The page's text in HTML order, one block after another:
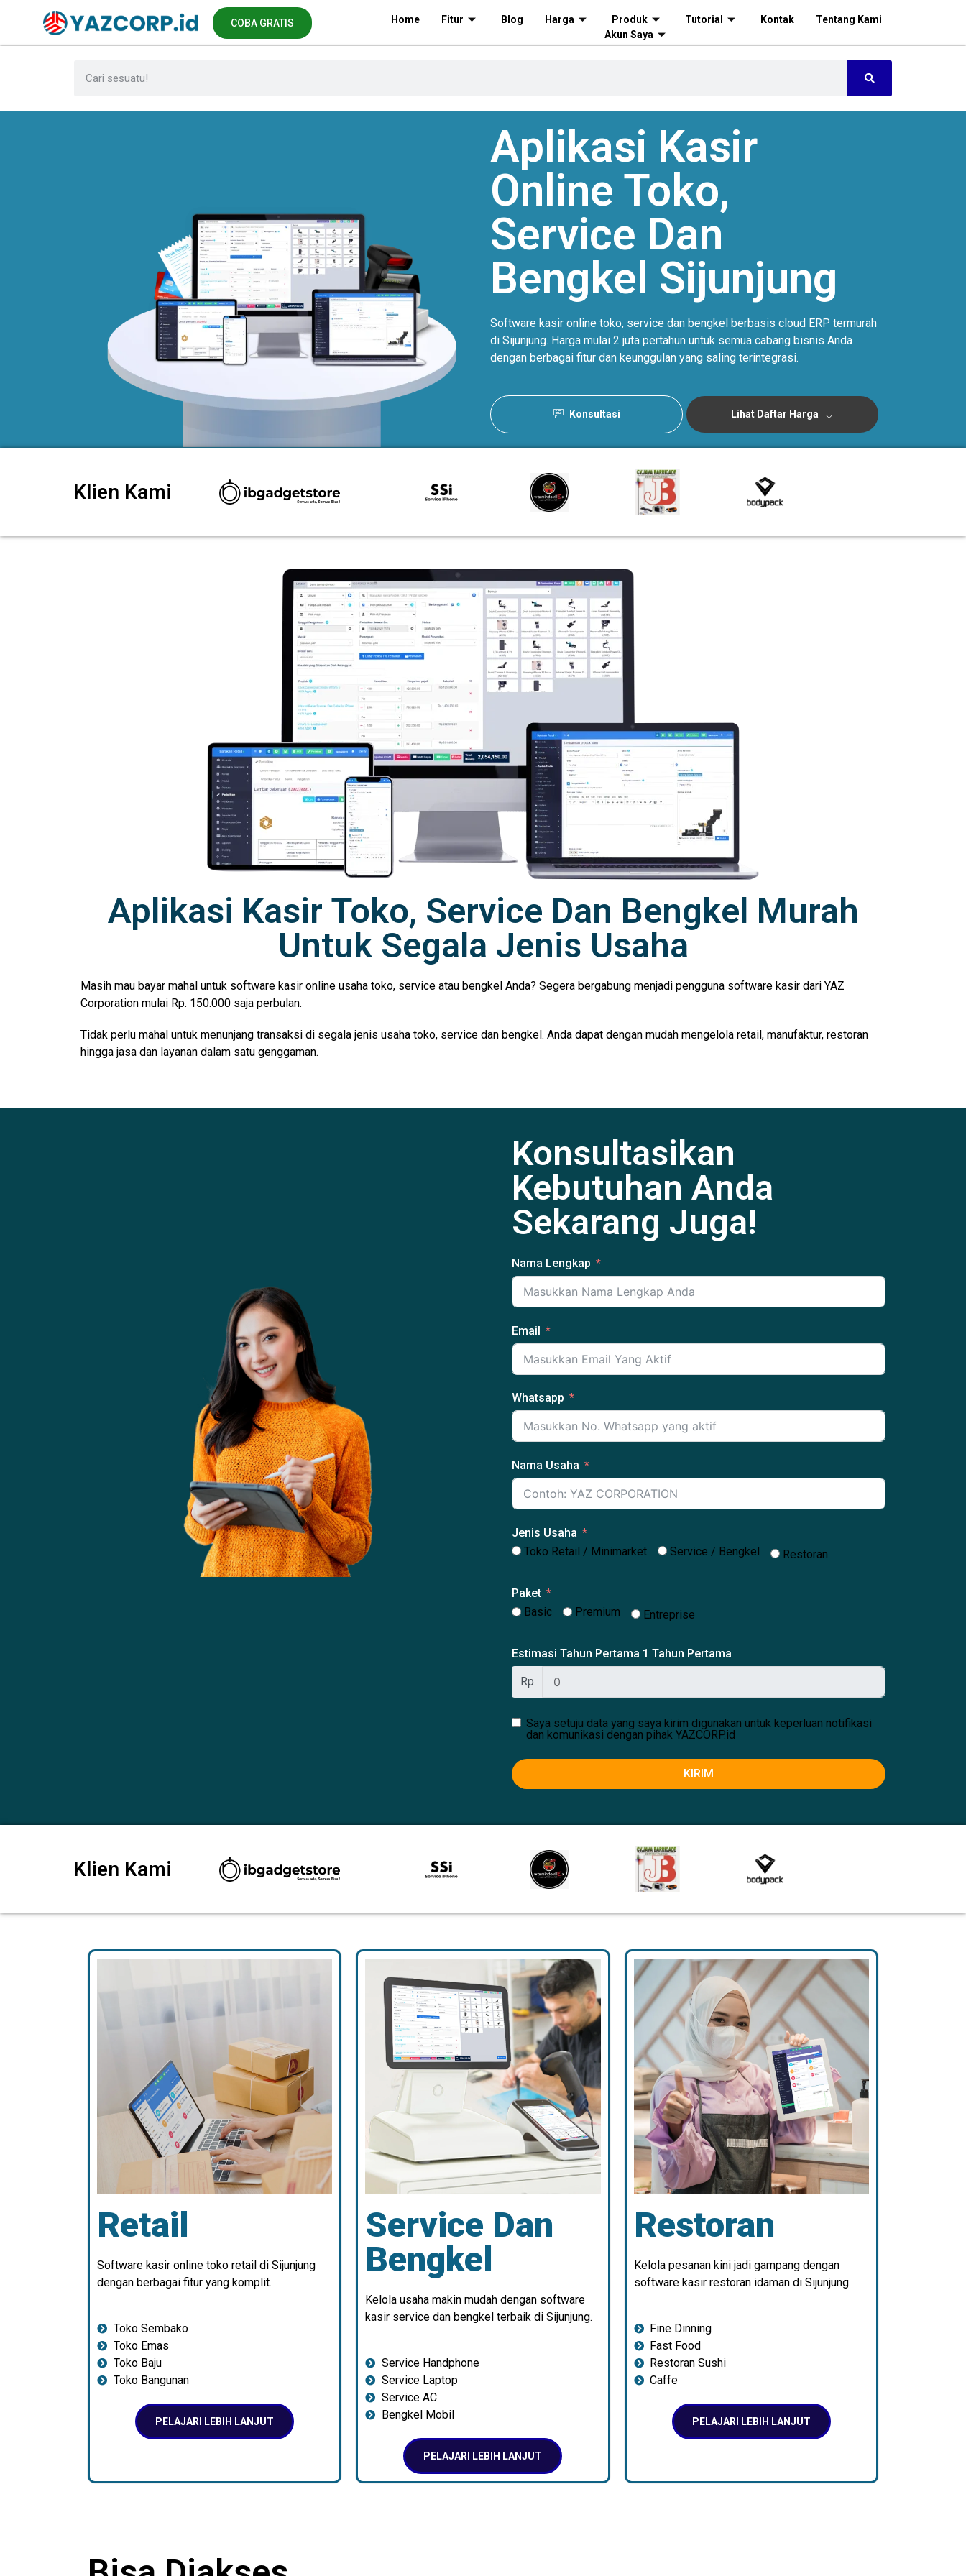
COBA GRATIS Home Fitur Blog Harga Produk Tutorial Kontak
Tentang Kami
Akun Saya
Aplikasi Kasir
Online Toko,
Service Dan
Bengkel Sijunjung
Software kasir online toko, service dan bengkel berbasis cloud ERP termurah
di Sijunjung. Harga mulai 2 juta pertahun untuk semua cabang bisnis Anda
dengan berbagai fitur dan keunggulan yang saling terintegrasi.
Konsultasi Lihat Daftar Harga
Klien Kami
Aplikasi Kasir Toko, Service Dan Bengkel Murah
Untuk Segala Jenis Usaha
Masih mau bayar mahal untuk software kasir online usaha toko, service atau bengkel Anda? Segera bergabung menjadi pengguna software kasir dari YAZ
Corporation mulai Rp. 150.000 saja perbulan.
Tidak perlu mahal untuk menunjang transaksi di segala jenis usaha toko, service dan bengkel. Anda dapat dengan mudah mengelola retail, manufaktur, restoran
hingga jasa dan layanan dalam satu genggaman.
Konsultasikan
Kebutuhan Anda
Sekarang Juga!
Nama Lengkap
Email
Whatsapp
Nama Usaha
Jenis Usaha
Toko Retail / Minimarket
Service / Bengkel Restoran
Paket
Basic
Premium Entreprise
Estimasi Tahun Pertama 1 Tahun Pertama
Rp
Saya setuju data yang saya kirim digunakan untuk keperluan notifikasi
dan komunikasi dengan pihak YAZCORP.id
KIRIM
Klien Kami
Retail
Software kasir online toko retail di Sijunjung
dengan berbagai fitur yang komplit.
Toko Sembako
Toko Emas
Toko Baju
Toko Bangunan
PELAJARI LEBIH LANJUT
Service Dan
Bengkel
Kelola usaha makin mudah dengan software
kasir service dan bengkel terbaik di Sijunjung.
Service Handphone
Service Laptop
Service AC
Bengkel Mobil
PELAJARI LEBIH LANJUT
Restoran
Kelola pesanan kini jadi gampang dengan
software kasir restoran idaman di Sijunjung.
Fine Dinning
Fast Food
Restoran Sushi
Caffe
PELAJARI LEBIH LANJUT